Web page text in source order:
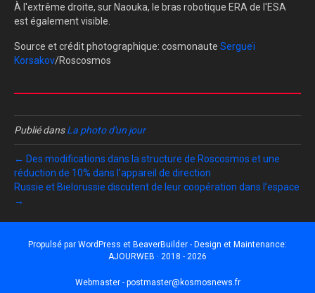
À l'extrême droite, sur Naouka, le bras robotique ERA de l'ESA
est également visible.
Source et crédit photographique: cosmonaute Sergueï
Korsakov/Roscosmos
Publié dansLa photo d'un jour
← Des modifications dans la structure de Roscosmos et une
réduction de 10% dans l’appareil de direction
Russie et Bielorussie discutent de leur coopération dans l’espace
→
Propulsé par WordPress et BeaverBuilder - Design et Maintenance:
AJOURWEB · 2018 - 2026
Webmaster - postmaster@kosmosnews.fr